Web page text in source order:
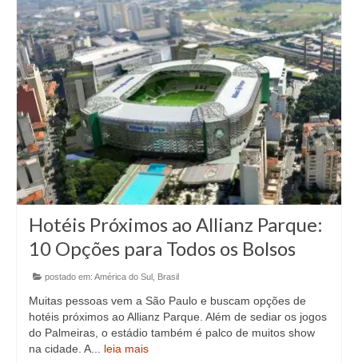
Hotéis Próximos ao Allianz Parque:
10 Opções para Todos os Bolsos
postado em: América do Sul Brasil
Muitas pessoas vem a São Paulo e buscam opções de
hotéis próximos ao Allianz Parque. Além de sediar os jogos
do Palmeiras, o estádio também é palco de muitos show
na cidade. A... leia mais